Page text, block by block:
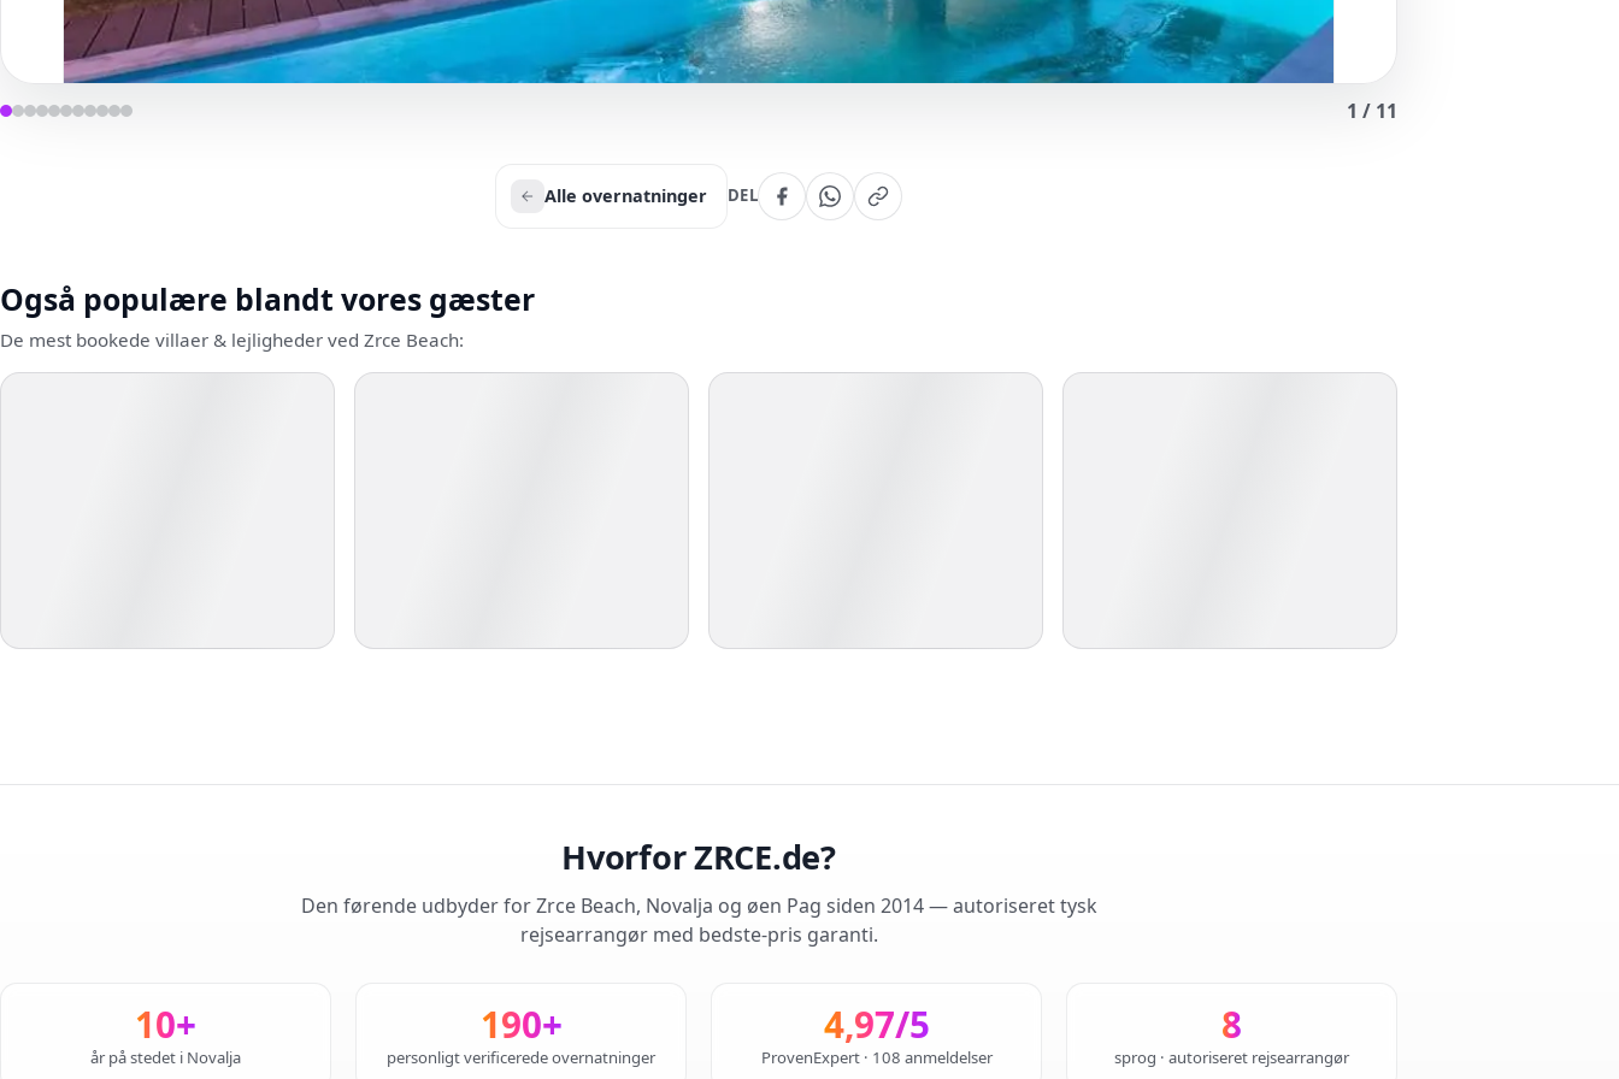
1 / 11
Alle overnatninger DEL
Også populære blandt vores gæster
De mest bookede villaer & lejligheder ved Zrce Beach:
Hvorfor ZRCE.de?
Den førende udbyder for Zrce Beach, Novalja og øen Pag siden 2014 — autoriseret tysk
rejsearrangør med bedste-pris garanti.
10+
år på stedet i Novalja
190+
personligt verificerede overnatninger
4,97/5
ProvenExpert · 108 anmeldelser
8
sprog · autoriseret rejsearrangør